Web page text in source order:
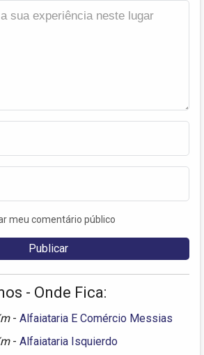
meu comentário público
- Onde Fica:
- Alfaiataria E Comércio Messias
- Alfaiataria Isquierdo